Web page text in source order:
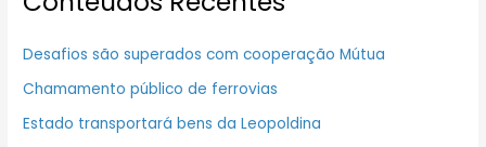
Desafios são superados com cooperação Mútua
Chamamento público de ferrovias
Estado transportará bens da Leopoldina